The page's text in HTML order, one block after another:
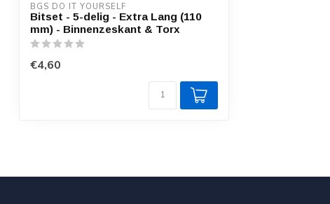
BGS DO IT YOURSELF
Bitset - 5-delig - Extra Lang (110
mm) - Binnenzeskant & Torx
€4,60